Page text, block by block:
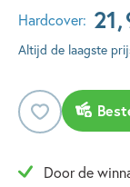
Hardcover: 21,
Altijd de laagste
Door de